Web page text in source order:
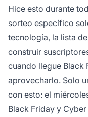
Hice esto durante
sorteo específico
tecnología, la lista
construir
cuando llegue Black
aprovecharlo. Solo
con esto: el
Black Friday y